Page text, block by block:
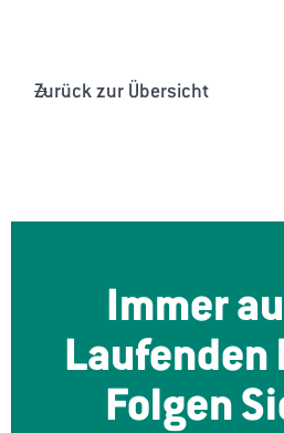
Zurück zur Übersicht
Immer
Laufenden
Folgen